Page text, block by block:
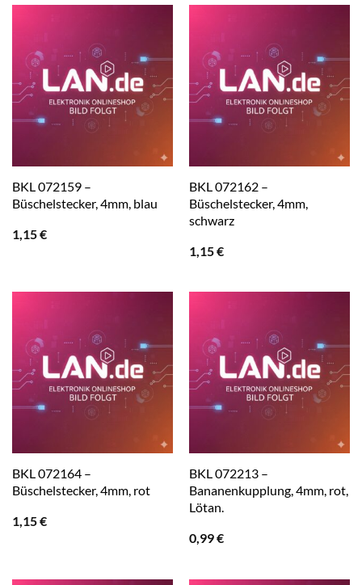
BKL 072159 –
Büschelstecker, 4mm, blau
1,15€
BKL 072162 –
Büschelstecker, 4mm,
schwarz
1,15€
BKL 072164 –
Büschelstecker, 4mm, rot
1,15€
BKL 072213 –
Bananenkupplung, 4mm, rot,
Lötan.
0,99€